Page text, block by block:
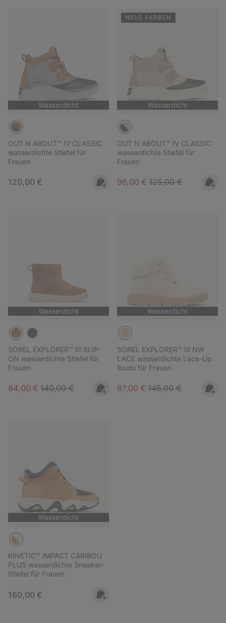
Wasserdicht
OUT N ABOUT™ IV CLASSIC
wasserdichte Stiefel für
Frauen
Regular price:
120,00 €
NEUE FARBEN
Wasserdicht
OUT N ABOUT™ IV CLASSIC
wasserdichte Stiefel für
Frauen
Sale price:
96,00 € Regular price:
125,00 €
Wasserdicht
SOREL EXPLORER™ III SLIP-
ON wasserdichte Stiefel für
Frauen
Sale price:
84,00 € Regular price:
140,00 €
Wasserdicht
SOREL EXPLORER™ III NW
LACE wasserdichte Lace-Up
Boots für Frauen
Sale price:
87,00 € Regular price:
145,00 €
Wasserdicht
KINETIC™ IMPACT CARIBOU
PLUS wasserdichte Sneaker-
Stiefel für Frauen
Regular price:
160,00 €